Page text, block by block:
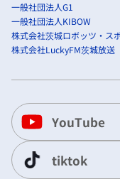
一般社団法人G1
一般社団法人KIBOW
株式会社茨城ロボッツ・ス
株式会社LuckyFM茨城放送
YouTube
tiktok